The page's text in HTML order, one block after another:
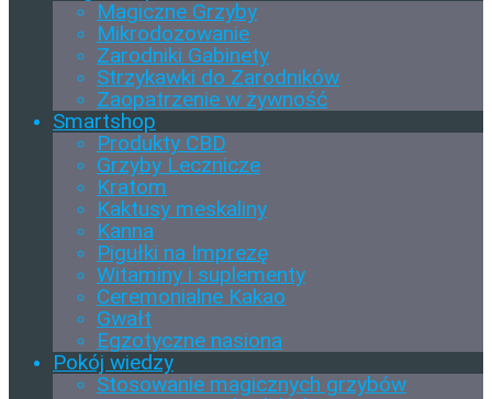
Magiczne Grzyby
Mikrodozowanie
Zarodniki Gabinety
Strzykawki do Zarodników
Zaopatrzenie w żywność
Smartshop
Produkty CBD
Grzyby Lecznicze
Kratom
Kaktusy meskaliny
Kanna
Pigułki na Imprezę
Witaminy i suplementy
Ceremonialne Kakao
Gwałt
Egzotyczne nasiona
Pokój wiedzy
Stosowanie magicznych grzybów